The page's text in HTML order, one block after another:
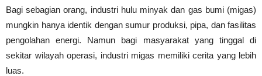
Bagi sebagian orang, industri hulu minyak dan gas bumi (migas)
mungkin hanya identik dengan sumur produksi, pipa, dan fasilitas
pengolahan energi. Namun bagi masyarakat yang tinggal di
sekitar wilayah operasi, industri migas memiliki cerita yang lebih
luas.